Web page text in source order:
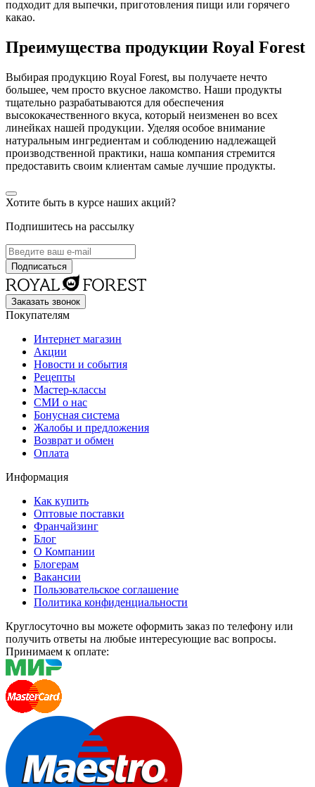
подходит для выпечки, приготовления пищи или горячего
какао.
Преимущества продукции Royal Forest
Выбирая продукцию Royal Forest, вы получаете нечто
большее, чем просто вкусное лакомство. Наши продукты
тщательно разрабатываются для обеспечения
высококачественного вкуса, который неизменен во всех
линейках нашей продукции. Уделяя особое внимание
натуральным ингредиентам и соблюдению надлежащей
производственной практики, наша компания стремится
предоставить своим клиентам самые лучшие продукты.
Хотите быть в курсе наших акций?
Подпишитесь на рассылку
Заказать звонок
Покупателям
Интернет магазин
Акции
Новости и события
Рецепты
Мастер-классы
СМИ о нас
Бонусная система
Жалобы и предложения
Возврат и обмен
Оплата
Информация
Как купить
Оптовые поставки
Франчайзинг
Блог
О Компании
Блогерам
Вакансии
Пользовательское соглашение
Политика конфиденциальности
Круглосуточно вы можете оформить заказ по телефону или
получить ответы на любые интересующие вас вопросы.
Принимаем к оплате: